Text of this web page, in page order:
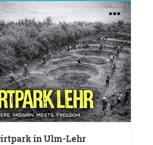
Dirtpark in Ulm-Lehr